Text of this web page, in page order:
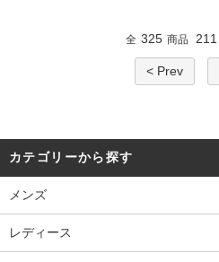
全 325 商品 211
< Prev
カテゴリーから探す
メンズ
レディース